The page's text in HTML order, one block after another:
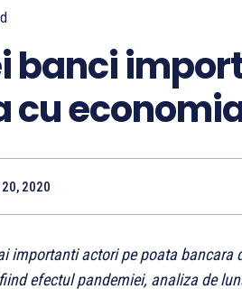
banci
2020
importanti actori pe poata bancara
efectul pandemiei, analiza de